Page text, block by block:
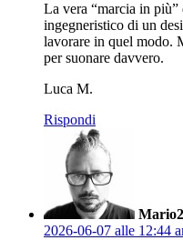
La vera “marcia in
ingegneristico di un
lavorare in quel modo.
per suonare davvero.
Luca M.
Rispondi
2026-06-07 alle 12:44